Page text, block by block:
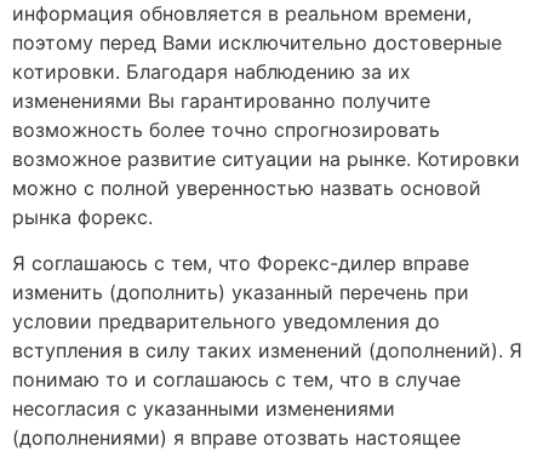
информация обновляется в реальном времени,
поэтому перед Вами исключительно достоверные
котировки. Благодаря наблюдению за их
изменениями Вы гарантированно получите
возможность более точно спрогнозировать
возможное развитие ситуации на рынке. Котировки
можно с полной уверенностью назвать основой
рынка форекс.
Я соглашаюсь с тем, что Форекс-дилер вправе
изменить (дополнить) указанный перечень при
условии предварительного уведомления до
вступления в силу таких изменений (дополнений). Я
понимаю то и соглашаюсь с тем, что в случае
несогласия с указанными изменениями
(дополнениями) я вправе отозвать настоящее